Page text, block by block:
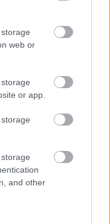
web or
or app.
and other
Ryan para este
ante el Elche,
al Benfica.
refuerzos
ha reforzado el centro
Pickel. ¿Buenos